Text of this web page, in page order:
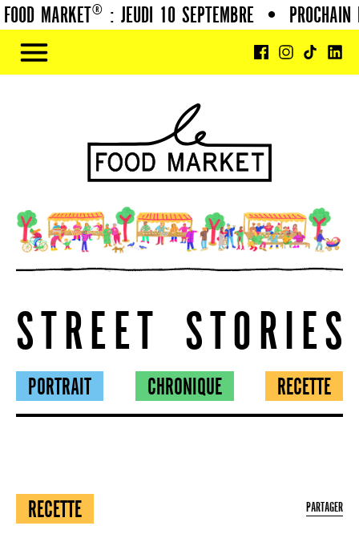
MARKET® : JEUDI 10 SEPTEMBRE • PROCHAIN
STREET STORIES
PORTRAIT CHRONIQUE RECETTE
RECETTE PARTAGER